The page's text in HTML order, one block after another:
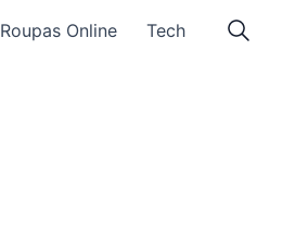
Roupas Online Tech